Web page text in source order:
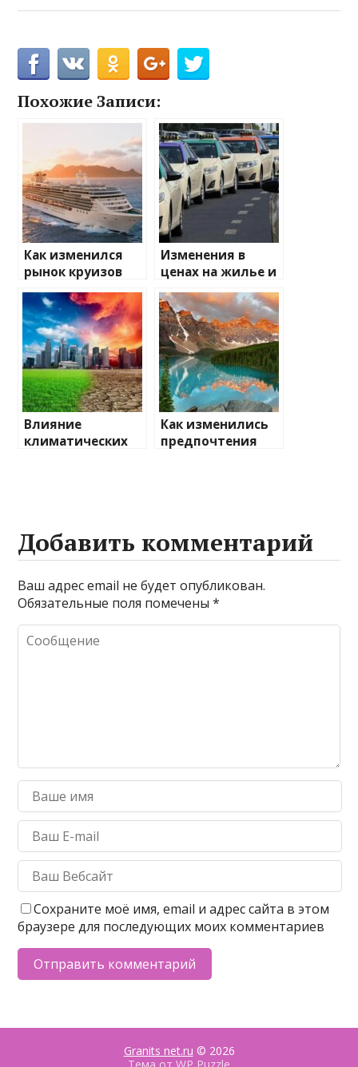
Похожие Записи:
Как изменился
рынок круизов
после пандемии
Изменения в
ценах на жилье и
транспорт: что
ожидать
Влияние
климатических
Как изменились
предпочтения
Добавить комментарий
Ваш адрес email не будет опубликован.
Обязательные поля помечены*
Сохраните моё имя, email и адрес сайта в этом
браузере для последующих моих комментариев
Granits net.ru © 2026